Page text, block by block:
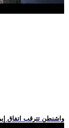
.. واشنطن تترقب اتفاق